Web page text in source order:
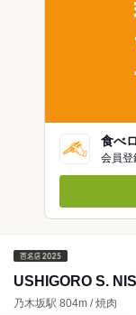
食べ
会員登
USHIGORO S.
乃木坂駅 804m / 焼肉